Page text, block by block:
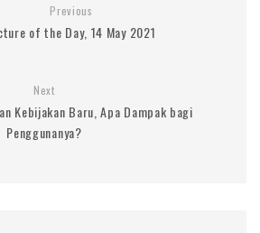
Previous
of the Day, 14 May 2021
Next
Kebijakan Baru, Apa Dampak bagi
Penggunanya?